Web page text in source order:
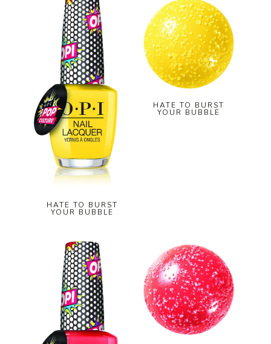
HATE TO BURST
YOUR BUBBLE
HATE TO BURST
YOUR BUBBLE